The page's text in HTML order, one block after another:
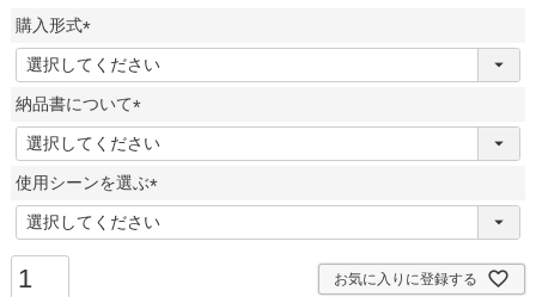
購入形式
(
必
須
)
納品書について
(
必
須
)
使用シーンを選ぶ
必
お気に入りに登録する